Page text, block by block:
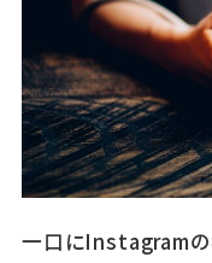
一口にInstagramの